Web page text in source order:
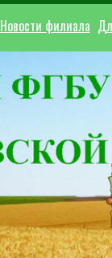
Новости филиала